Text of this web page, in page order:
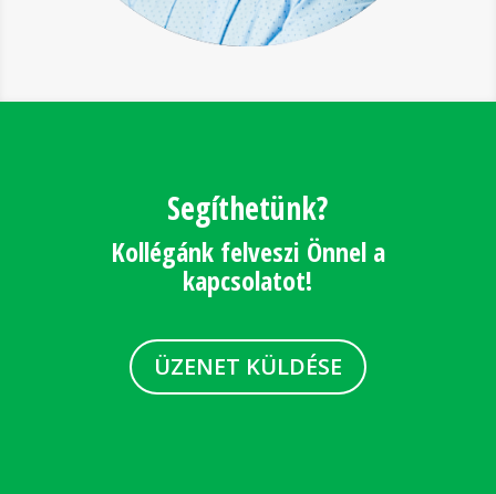
Segíthetünk?
Kollégánk felveszi Önnel a
kapcsolatot!
ÜZENET KÜLDÉSE